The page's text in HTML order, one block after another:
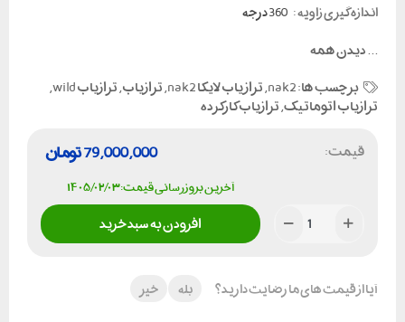
اندازه گیری زاویه :
...دیدن همه
برچسب ها:nak2
,تراز یاب لایکا nak2 ,ترازیاب,ترازیاب wild ,
ترازیاب اتوماتیک,ترازیاب کارکرده
قیمت:
تومان79,000,000
آخرین بروزرسانی قیمت: ۱۴۰۵/۰۲/۰۳
افزودن به سبد خرید
آیا از قیمت های ما رضایت دارید؟ بله خیر